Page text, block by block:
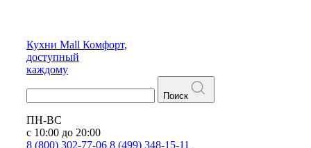
Кухни Mall Комфорт,
доступный
каждому
Поиск
ПН-ВС
с 10:00 до 20:00
8 (800) 302-77-06 8 (499) 348-15-11